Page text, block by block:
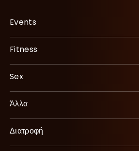
Events
Fitness
Sex
Άλλα
Διατροφή